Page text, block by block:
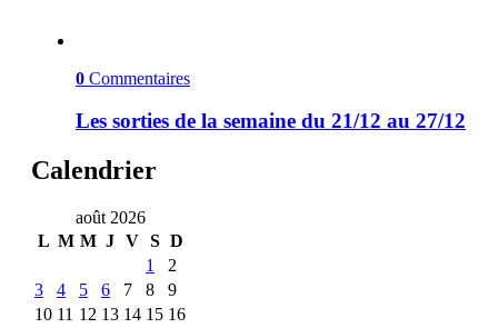
0 Commentaires
Les sorties de la semaine du 21/12 au 27/12
Calendrier
août 2026
L M M J V S D
1
2
3
4 5 6 7 8
9
10 11 12 13 14 15 16